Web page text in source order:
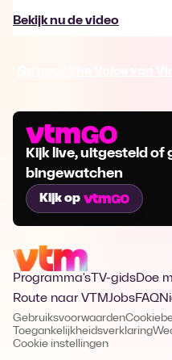
Bekijk nu de video
Kijk live, uitgesteld of
bingewatchen
Kijk op
Programma's TV-gidsDoe
Route naar VTMJobsFAQ
Gebruiksvoorwaarden
Toegankelijkheidsverklaring
Cookie instellingen